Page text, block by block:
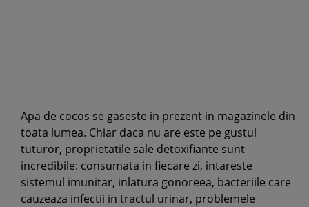
Apa de cocos se gaseste in prezent in magazinele din
toata lumea. Chiar daca nu are este pe gustul
tuturor, proprietatile sale detoxifiante sunt
incredibile: consumata in fiecare zi, intareste
sistemul imunitar, inlatura gonoreea, bacteriile care
cauzeaza infectii in tractul urinar, problemele